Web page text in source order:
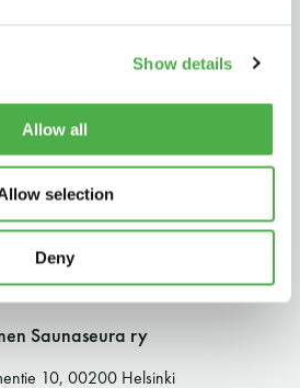
Show details
Allow all
selection
Deny
Saunaseura ry
10, 00200 Helsinki